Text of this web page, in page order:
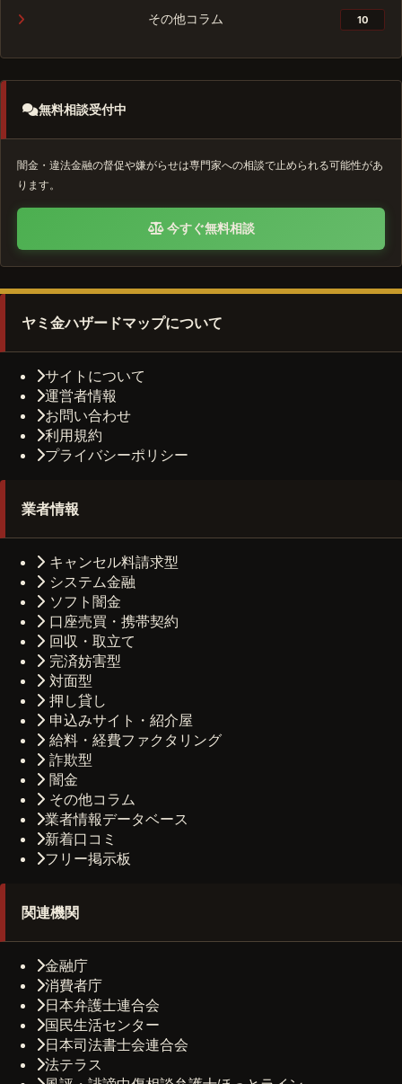
その他コラム 10
無料相談受付中
闇金・違法金融の督促や嫌がらせは専門家への相談で止められる可能性があ
ります。
今すぐ無料相談
ヤミ金ハザードマップについて
サイトについて
運営者情報
お問い合わせ
利用規約
プライバシーポリシー
業者情報
キャンセル料請求型
システム金融
ソフト闇金
口座売買・携帯契約
回収・取立て
完済妨害型
対面型
押し貸し
申込みサイト・紹介屋
給料・経費ファクタリング
詐欺型
闇金
その他コラム
業者情報データベース
新着口コミ
フリー掲示板
関連機関
金融庁
消費者庁
日本弁護士連合会
国民生活センター
日本司法書士会連合会
法テラス